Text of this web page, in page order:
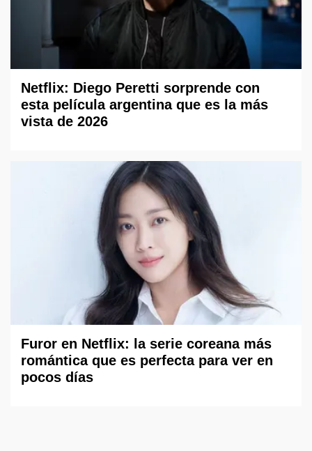
Netflix: Diego Peretti sorprende con
esta película argentina que es la más
vista de 2026
Furor en Netflix: la serie coreana más
romántica que es perfecta para ver en
pocos días